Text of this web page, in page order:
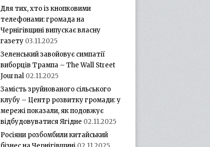
Для тих, хто із кнопковими
телефонами: громада на
Чернігівщині випускає власну
газету 03.11.2025
Зеленський завойовує симпатії
виборців Трампа – The Wall Street
Journal 02.11.2025
Замість зруйнованого сільського
клубу – Центр розвитку громади: у
мережі показали, як подовжує
відбудовуватися Ягідне 02.11.2025
Росіяни розбомбили китайський